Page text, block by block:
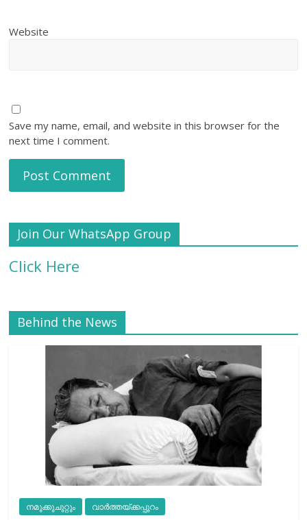
Website
Save my name, email, and website in this browser for the
next time I comment.
Join Our WhatsApp Group
Click Here
Behind the News
നമുക്കുചുറ്റും വാർത്തയ്ക്കപ്പുറം